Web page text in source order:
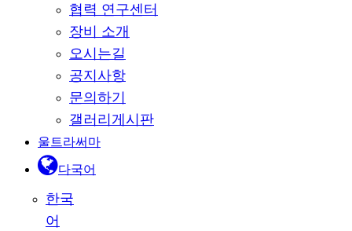
협력 연구센터
장비 소개
오시는길
공지사항
문의하기
갤러리게시판
울트라써마
다국어
한국
어